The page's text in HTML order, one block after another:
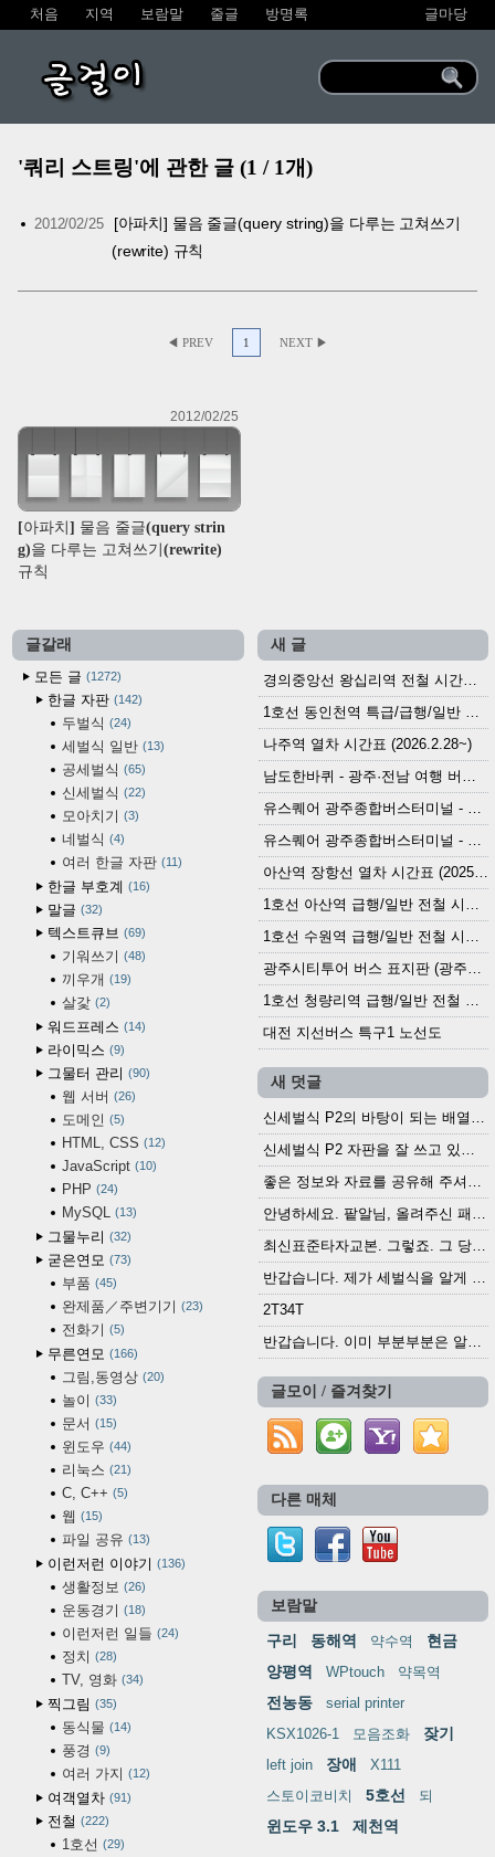
처음 지역 보람말 줄글 방명록 글마당
글걸이
'쿼리 스트링'에 관한 글 (1 / 1개)
2012/02/25
[아파치] 물음 줄글(query string)을 다루는 고쳐쓰기
(rewrite) 규칙
◀ PREV 1 NEXT ▶
2012/02/25
[아파치] 물음 줄글(query strin
g)을 다루는 고쳐쓰기(rewrite)
규칙
글갈래
모든 글
1272
한글 자판 142
두벌식 24
세벌식 일반 13
공세벌식 65
신세벌식 22
모아치기 3
네벌식 4
여러 한글 자판 11
한글 부호계 16
말글 32
텍스트큐브 69
기워쓰기 48
끼우개 19
살갗 2
워드프레스 14
라이믹스 9
그물터 관리 90
웹 서버 26
도메인 5
HTML, CSS 12
JavaScript 10
PHP 24
MySQL 13
그물누리 32
굳은연모 73
부품 45
완제품／주변기기 23
전화기 5
무른연모 166
그림,동영상 20
놀이 33
문서 15
윈도우 44
리눅스 21
C, C++ 5
웹 15
파일 공유 13
이런저런 이야기 136
생활정보 26
운동경기 18
이런저런 일들 24
정치 28
TV, 영화 34
찍그림 35
동식물 14
풍경 9
여러 가지 12
여객열차 91
전철 222
1호선 29
새 글
경의중앙선 왕십리역 전철 시간표 (2026.4.20~)
나주역 열차 시간표 (2026.2.28~)
아산역 장항선 열차 시간표 (2025.12.30 기준) (무궁화호, ITX-마음, 새마을호, 서해금빛열차)
대전 지선버스 특구1 노선도
새 덧글
최신표준타자교본. 그렇죠. 그 당시에 최신 표준...
2T34T
반갑습니다. 이미 부분부분은 알려진 정보들이...
글모이 / 즐겨찾기
다른 매체
보람말
구리 동해역 약수역
현금
양평역
WPtouch 약목역
전농동
serial printer
KSX1026-1
모음조화 잦기
left join 장애
X111
스토이코비치
5호선 되
윈도우 3.1 제천역